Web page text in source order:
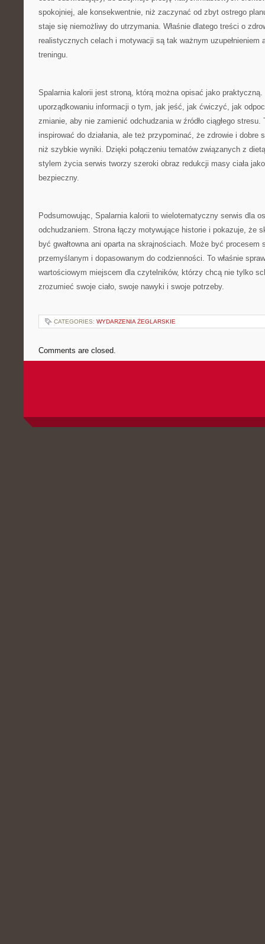
spokojniej, ale konsekwentnie, niż zaczynać od zbyt ostrego
staje się niemożliwy do utrzymania. Właśnie dlatego treści o
realistycznych celach i motywacji są tak ważnym uzupełnieniem
treningu.
Spalarnia kalorii jest stroną, którą można opisać jako
uporządkowaniu informacji o tym, jak jeść, jak ćwiczyć, jak
zmianie, aby nie zamienić odchudzania w źródło ciągłego
inspirować do działania, ale też przypominać, że zdrowie i dobre
niż szybkie wyniki. Dzięki połączeniu tematów związanych z
stylem życia serwis tworzy szeroki obraz redukcji masy ciała
bezpieczny.
Podsumowując, Spalarnia kalorii to wielotematyczny serwis dla
odchudzaniem. Strona łączy motywujące historie i pokazuje, że
być gwałtowna ani oparta na skrajnościach. Może być procesem
przemyślanym i dopasowanym do codzienności. To właśnie
wartościowym miejscem dla czytelników, którzy chcą nie tylko
zrozumieć swoje ciało, swoje nawyki i swoje potrzeby.
CATEGORIES: WYDARZENIA ŻEGLARSKIE
Comments are closed.